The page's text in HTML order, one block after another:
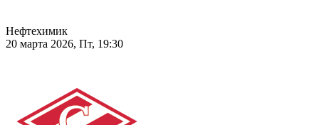
Нефтехимик
20 марта 2026, Пт, 19:30